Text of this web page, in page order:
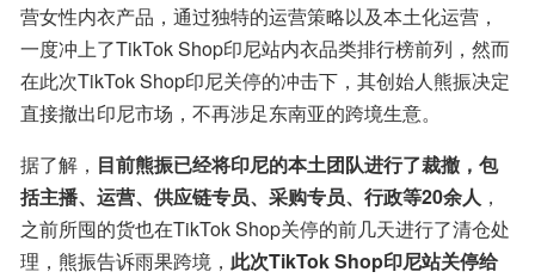
营女性内衣产品，通过独特的运营策略以及本土化运营，
一度冲上了TikTok Shop印尼站内衣品类排行榜前列，然而
在此次TikTok Shop印尼关停的冲击下，其创始人熊振决定
直接撤出印尼市场，不再涉足东南亚的跨境生意。
据了解， 目前熊振已经将印尼的本土团队进行了裁撤，包
括主播、运营、供应链专员、采购专员、行政等20余人 ，
之前所囤的货也在TikTok Shop关停的前几天进行了清仓处
理，熊振告诉雨果跨境， 此次TikTok Shop印尼站关停给